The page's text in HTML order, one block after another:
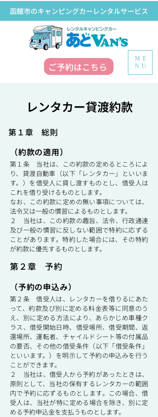
函館市のキャンピングカーレンタルサービス
ご予約はこちら
ME
NU
レンタカー貸渡約款
第１章 総則
（約款の適用）
第１条 当社は、この約款の定めるところによ
り、貸渡自動車（以下「レンタカー」といいま
す。）を借受人に貸し渡すものとし、借受人は
これを借り受けるものとします。
なお、この約款に定めの無い事項については、
法令又は一般の慣習によるものとします。
２ 当社は、この約款の趣旨、法令、行政通達
及び一般の慣習に反しない範囲で特約に応ずる
ことがあります。特約した場合には、その特約
が約款に優先するものとします。
第２章 予約
（予約の申込み）
第２条 借受人は、レンタカーを借りるにあた
って、約款及び別に定める料金表等に同意のう
え、別に定める方法により、あらかじめ車種ク
ラス、借受開始日時、借受場所、借受期間、返
還場所、運転者、チャイルドシート等の付属品
の要否、その他の借受条件（以下「借受条件」
といいます。）を明示して予約の申込みを行う
ことができます。
２ 当社は、借受人から予約があったときは、
原則として、当社の保有するレンタカーの範囲
内で予約に応ずるものとします。この場合、借
受人は、当社が特に定める場合を除き、別に定
める予約申込金を支払うものとします。